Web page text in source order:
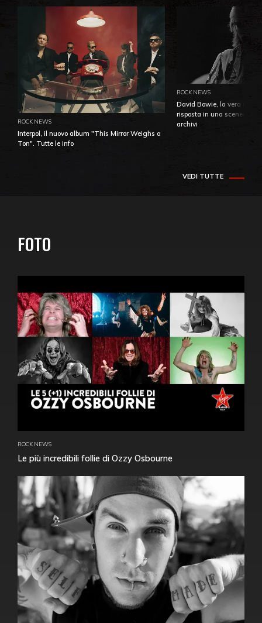
ROCK NEWS
Interpol, il nuovo album "This Mirror Weighs a
Ton". Tutte le info
ROCK NEWS
David Bowie, la vera
risposta in una
archivi
VEDI TUTTE
FOTO
ROCK NEWS
Le più incredibili follie di Ozzy Osbourne